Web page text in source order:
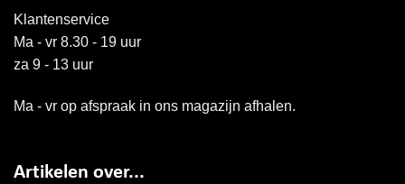
Klantenservice
Ma - vr 8.30 - 19 uur
za 9 - 13 uur
Ma - vr op afspraak in ons magazijn afhalen.
Artikelen over...